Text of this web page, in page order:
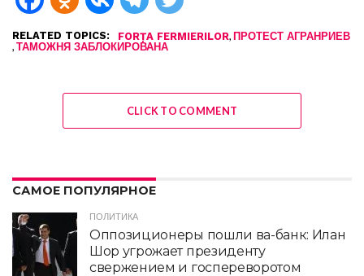
RELATED TOPICS: FORȚA FERMIERILOR, ПРОТЕСТ АГРАНРИЕВ
, ТАМОЖНЯ ЗАБЛОКИРОВАНА
CLICK TO COMMENT
САМОЕ ПОПУЛЯРНОЕ
ПОЛИТИКА
Оппозиционеры пошли ва-банк: Илан
Шор угрожает президенту
свержением и госпереворотом